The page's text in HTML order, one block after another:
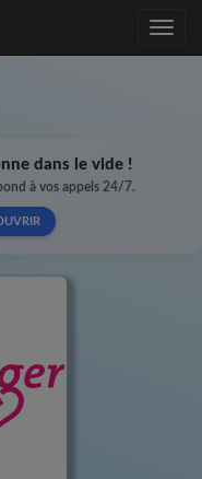
Toggle
dans le vide !
à vos appels 24/7.